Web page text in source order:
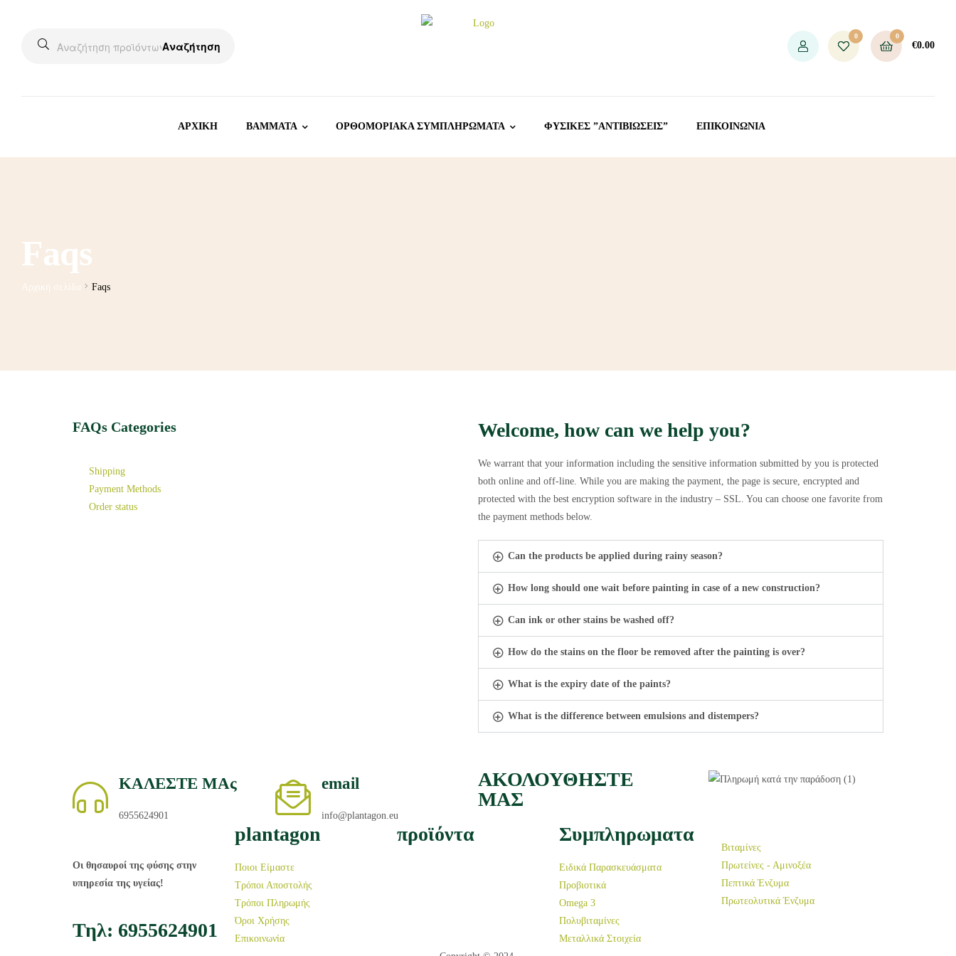
Αναζήτηση
0 0
€0.00
ΑΡΧΙΚΗ BAMMATA ΟΡΘΟΜΟΡΙΑΚΑ ΣΥΜΠΛΗΡΩΜΑΤΑ ΦΥΣΙΚΕΣ ”ΑΝΤΙΒΙΩΣΕΙΣ” ΕΠΙΚΟΙΝΩΝΙΑ
Faqs
Αρχική σελίδα Faqs
FAQs Categories
Shipping
Payment Methods
Order status
Welcome, how can we help you?
We warrant that your information including the sensitive information submitted by you is protected
both online and off-line. While you are making the payment, the page is secure, encrypted and
protected with the best encryption software in the industry – SSL. You can choose one favorite from
the payment methods below.
Can the products be applied during rainy season?
How long should one wait before painting in case of a new construction?
Can ink or other stains be washed off?
How do the stains on the floor be removed after the painting is over?
What is the expiry date of the paints?
What is the difference between emulsions and distempers?
ΚΑΛΕΣΤΕ ΜΑς
6955624901
email
info@plantagon.eu
ΑΚΟΛΟΥΘΗΣΤΕ
ΜΑΣ
Οι θησαυροί της φύσης στην
υπηρεσία της υγείας!
Τηλ: 6955624901
plantagon
Ποιοι Είμαστε
Τρόποι Αποστολής
Τρόποι Πληρωμής
Όροι Χρήσης
Επικοινωνία
προϊόντα Συμπληρωματα
Ειδικά Παρασκευάσματα
Προβιοτικά
Omega 3
Πολυβιταμίνες
Μεταλλικά Στοιχεία
Βιταμίνες
Πρωτείνες - Αμινοξέα
Πεπτικά Ένζυμα
Πρωτεολυτικά Ένζυμα